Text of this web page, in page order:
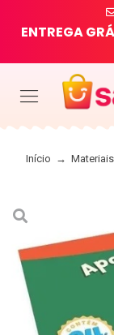
ENTREGAGRÁ
Início →